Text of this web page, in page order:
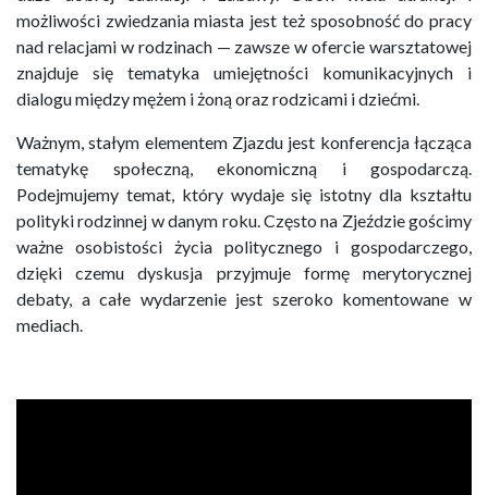
możliwości zwiedzania miasta jest też sposobność do pracy
nad relacjami w rodzinach — zawsze w ofercie warsztatowej
znajduje się tematyka umiejętności komunikacyjnych i
dialogu między mężem i żoną oraz rodzicami i dziećmi.
Ważnym, stałym elementem Zjazdu jest konferencja łącząca
tematykę społeczną, ekonomiczną i gospodarczą.
Podejmujemy temat, który wydaje się istotny dla kształtu
polityki rodzinnej w danym roku. Często na Zjeździe gościmy
ważne osobistości życia politycznego i gospodarczego,
dzięki czemu dyskusja przyjmuje formę merytorycznej
debaty, a całe wydarzenie jest szeroko komentowane w
mediach.